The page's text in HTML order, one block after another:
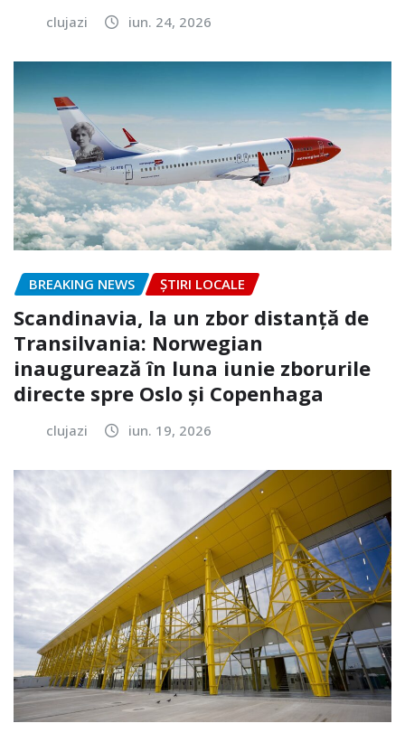
clujazi iun. 24, 2026
BREAKING NEWS ȘTIRI LOCALE
Scandinavia, la un zbor distanță de
Transilvania: Norwegian
inaugurează în luna iunie zborurile
directe spre Oslo și Copenhaga
clujazi iun. 19, 2026